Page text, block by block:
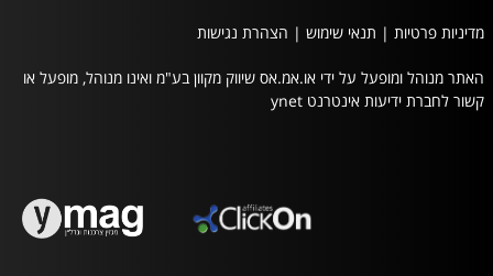
מדיניות פרטיות | תנאי שימוש | הצהרת נגישות
האתר מנוהל ומופעל על ידי או.אמ.אס שיווק מקוון בע"מ ואינו מנוהל, מופעל או
קשור לחברת ידיעות אינטרנט ynet